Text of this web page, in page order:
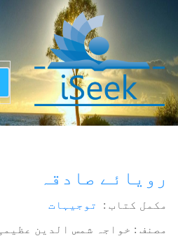
رویائے صادقہ
مکمل کتاب : توجیہات
مصنف : خواجہ شمس الدین